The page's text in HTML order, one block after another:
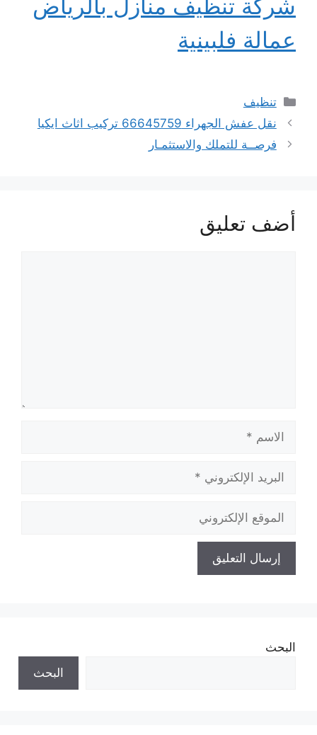
شركة تنظيف منازل بالرياض
عمالة فلبينية
التصنيفات
تنظيف
نقل عفش الجهراء 66645759 تركيب اثاث ايكيا
فرصــة للتملك والاستثمـار
أضف تعليق
الإلكتروني
الإلكتروني
البحث
البحث